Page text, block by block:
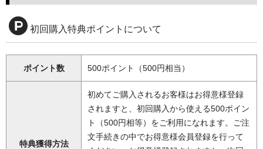
初回購入特典ポイントについて
ポイント数 500ポイント（500円相当）
特典獲得方法
初めてご購入されるお客様はお得意様登録
されますと、初回購入から使える500ポイン
ト（500円相等）をご利用になれます。ご注
文手続きの中でお得意様会員登録を行って